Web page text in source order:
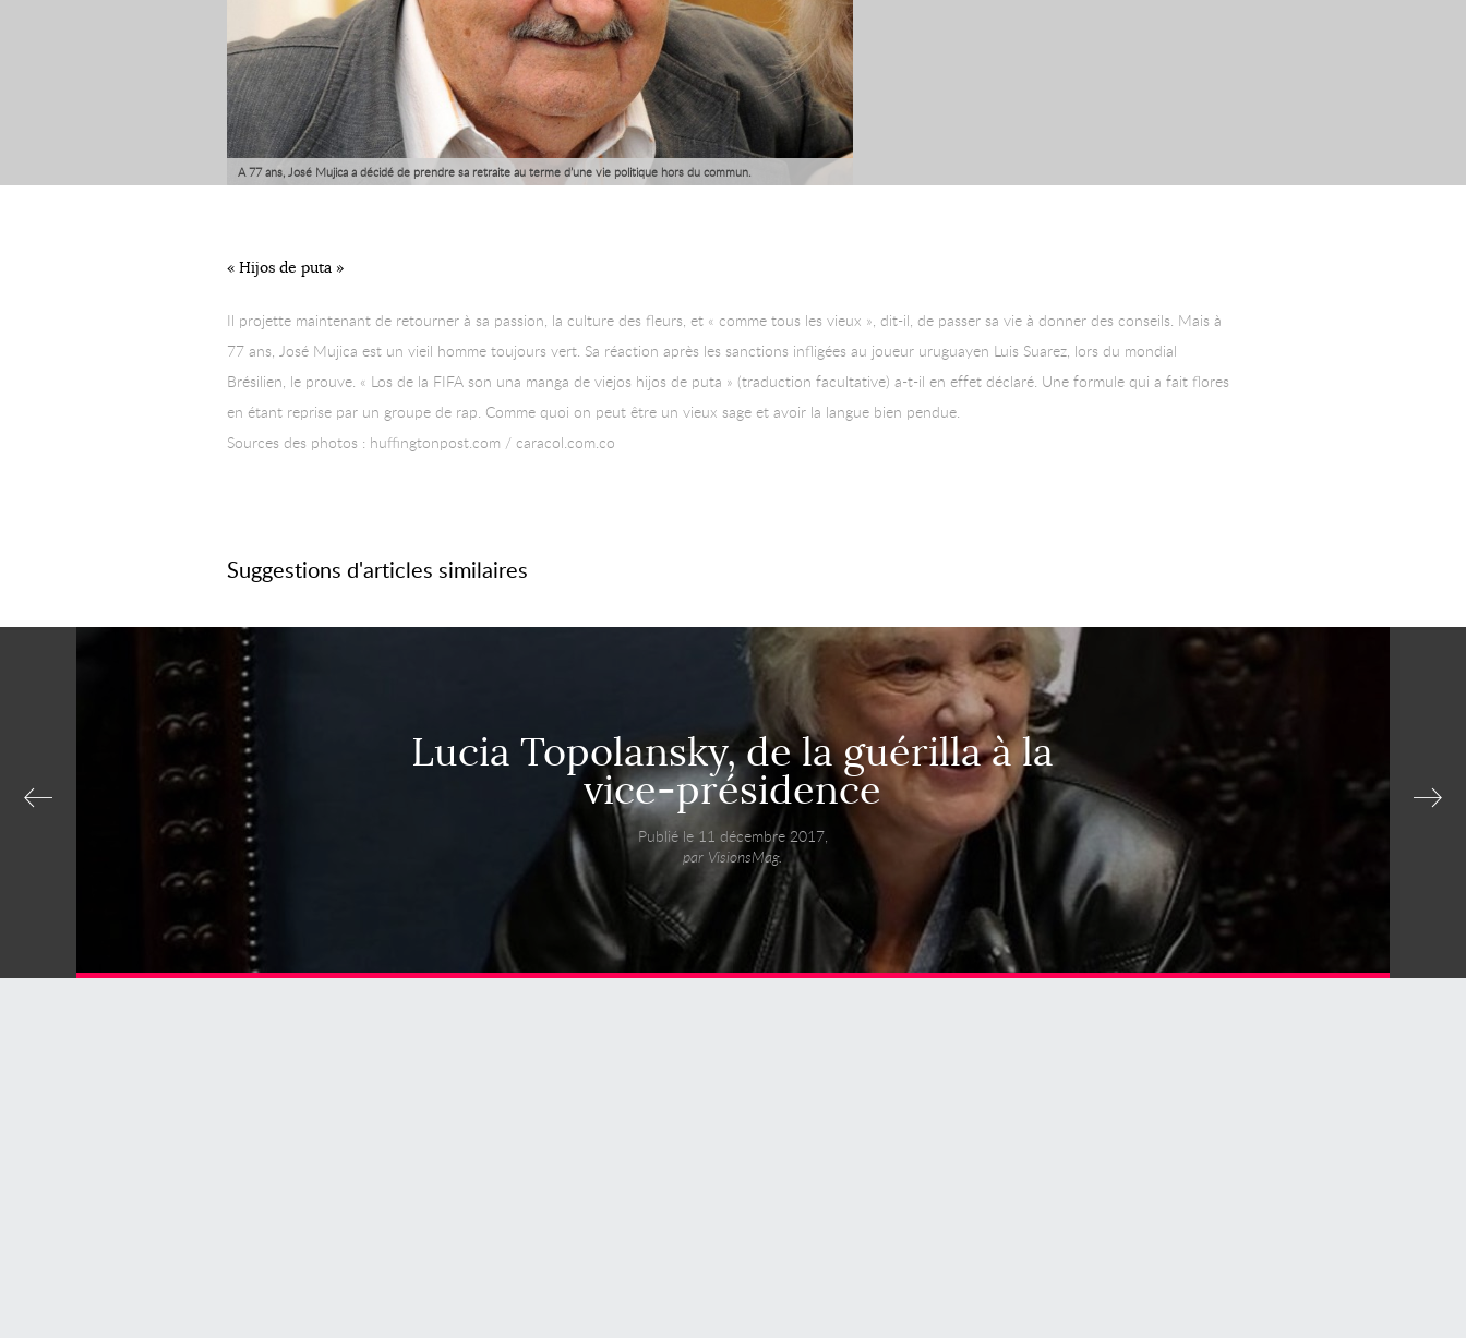
A 77 ans, José Mujica a décidé de prendre sa retraite au terme d’une vie politique hors du commun.
« Hijos de puta »
Il projette maintenant de retourner à sa passion, la culture des fleurs, et « comme tous les vieux », dit-il, de passer sa vie à donner des conseils. Mais à
77 ans, José Mujica est un vieil homme toujours vert. Sa réaction après les sanctions infligées au joueur uruguayen Luis Suarez, lors du mondial
Brésilien, le prouve. « Los de la FIFA son una manga de viejos hijos de puta » (traduction facultative) a-t-il en effet déclaré. Une formule qui a fait flores
en étant reprise par un groupe de rap. Comme quoi on peut être un vieux sage et avoir la langue bien pendue.
Sources des photos : huffingtonpost.com / caracol.com.co
Suggestions d'articles similaires
Lucia Topolansky, de la guérilla à la
vice-présidence
Publié le 11 décembre 2017,
par VisionsMag.